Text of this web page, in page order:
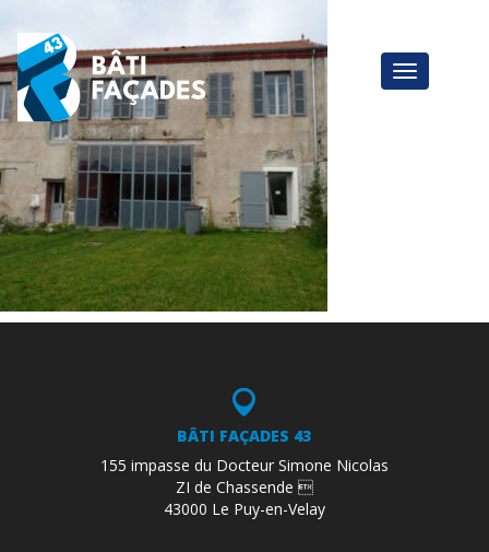
BÂTI FAÇADES 43
155 impasse du Docteur Simone Nicolas
ZI de Chassende 
43000 Le Puy-en-Velay